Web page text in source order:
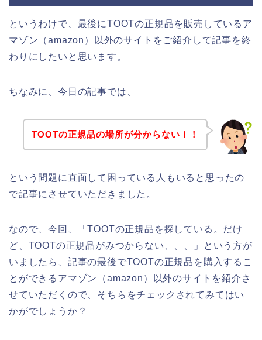
というわけで、最後にTOOTの正規品を販売しているア
マゾン（amazon）以外のサイトをご紹介して記事を終
わりにしたいと思います。
ちなみに、今日の記事では、
TOOTの正規品の場所が分からない！！
という問題に直面して困っている人もいると思ったの
で記事にさせていただきました。
なので、今回、「TOOTの正規品を探している。だけ
ど、TOOTの正規品がみつからない、、、」という方が
いましたら、記事の最後でTOOTの正規品を購入するこ
とができるアマゾン（amazon）以外のサイトを紹介さ
せていただくので、そちらをチェックされてみてはい
かがでしょうか？